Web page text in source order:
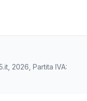
2026, Partita IVA: